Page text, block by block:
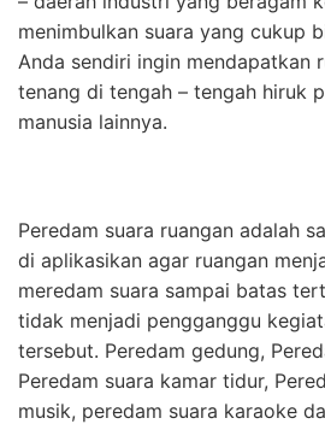
menimbulkan suara yang cukup
Anda sendiri ingin mendapatkan
tenang di tengah – tengah hiruk
manusia lainnya.
Peredam suara ruangan adalah
di aplikasikan agar ruangan
meredam suara sampai batas
tidak menjadi pengganggu
tersebut. Peredam gedung,
Peredam suara kamar tidur,
musik, peredam suara karaoke